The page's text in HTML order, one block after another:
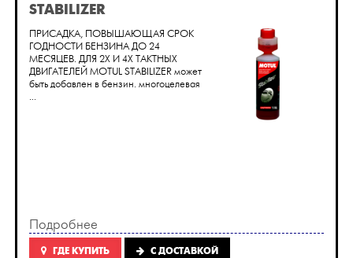
STABILIZER
ПРИСАДКА, ПОВЫШАЮЩАЯ СРОК
ГОДНОСТИ БЕНЗИНА ДО 24
МЕСЯЦЕВ. ДЛЯ 2Х И 4Х ТАКТНЫХ
ДВИГАТЕЛЕЙ MOTUL STABILIZER может
быть добавлен в бензин. многоцелевая
...
Подробнее
ГДЕ КУПИТЬ C ДОСТАВКОЙ